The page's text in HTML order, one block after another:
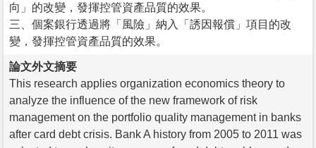
向」的改變，發揮控管資產品質的效果。
三、個案銀行透過將「風險」納入「誘因報償」項目的改
變，發揮控管資產品質的效果。
論文外文摘要
This research applies organization economics theory to
analyze the influence of the new framework of risk
management on the portfolio quality management in banks
after card debt crisis. Bank A history from 2005 to 2011 was